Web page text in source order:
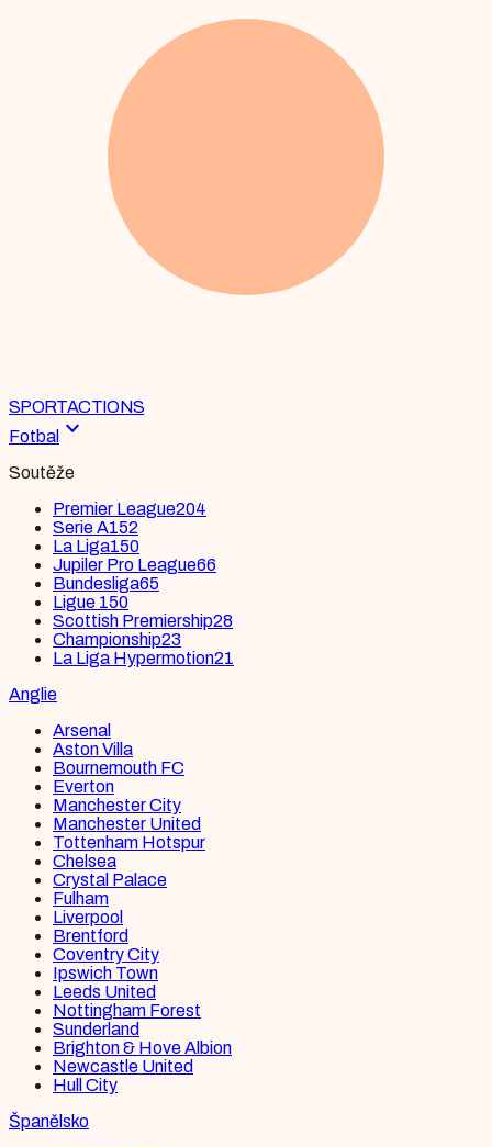
SPORTACTIONS
Fotbal expand_more
Soutěže
Premier League204
Serie A152
La Liga150
Jupiler Pro League66
Bundesliga65
Ligue 150
Scottish Premiership28
Championship23
La Liga Hypermotion21
Anglie
Arsenal
Aston Villa
Bournemouth FC
Everton
Manchester City
Manchester United
Tottenham Hotspur
Chelsea
Crystal Palace
Fulham
Liverpool
Brentford
Coventry City
Ipswich Town
Leeds United
Nottingham Forest
Sunderland
Brighton & Hove Albion
Newcastle United
Hull City
Španělsko